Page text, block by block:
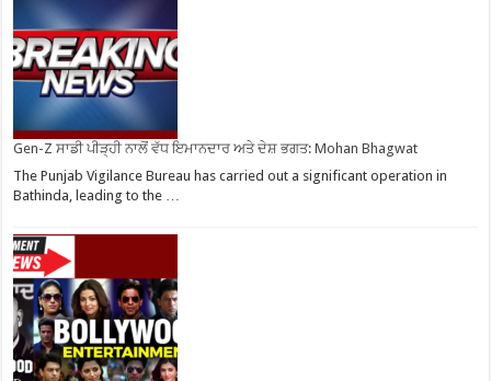
Gen-Z ਸਾਡੀ ਪੀੜ੍ਹੀ ਨਾਲੋਂ ਵੱਧ ਇਮਾਨਦਾਰ ਅਤੇ ਦੇਸ਼ ਭਗਤ: Mohan Bhagwat
The Punjab Vigilance Bureau has carried out a significant operation in
Bathinda, leading to the …